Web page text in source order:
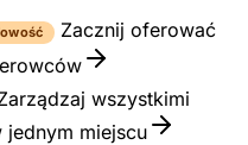
Zacznij oferować
wszystkimi
miejscu